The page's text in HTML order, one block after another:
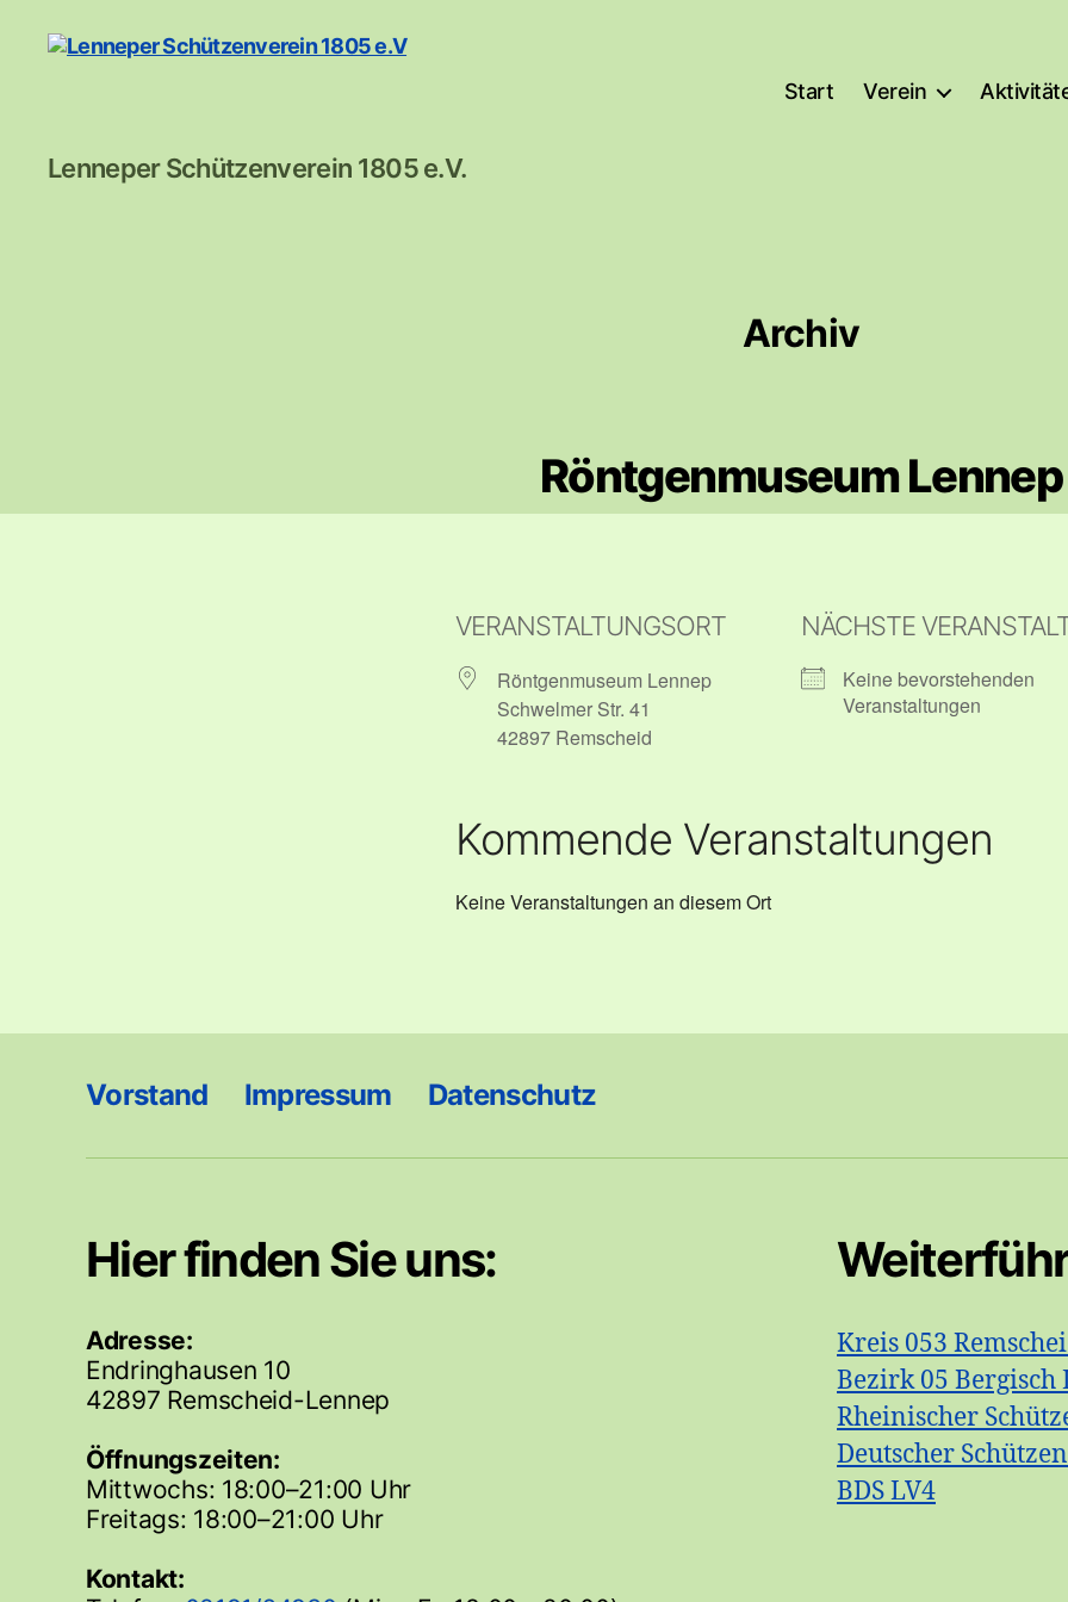
Schützenverein
Lenneper Schützenverein 1805 e.V.
Start Verein
Archiv
Röntgenmuseum Lennep
VERANSTALTUNGSORT
Röntgenmuseum Lennep
Schwelmer Str. 41
42897 Remscheid
NÄCHSTE
Keine bevorstehenden
Veranstaltungen
Kommende Veranstaltungen
Keine Veranstaltungen an diesem Ort
Vorstand Impressum Datenschutz
Hier finden Sie uns:
Adresse:
Endringhausen 10
42897 Remscheid-Lennep
Öffnungszeiten:
Mittwochs: 18:00–21:00 Uhr
Freitags: 18:00–21:00 Uhr
Kontakt:
Kreis 053
Bezirk 05 Bergisch
Rheinischer
Deutscher
BDS LV4